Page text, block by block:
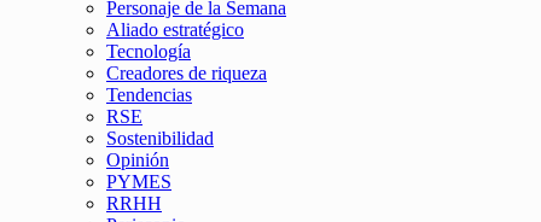
Personaje de la Semana
Aliado estratégico
Tecnología
Creadores de riqueza
Tendencias
RSE
Sostenibilidad
Opinión
PYMES
RRHH